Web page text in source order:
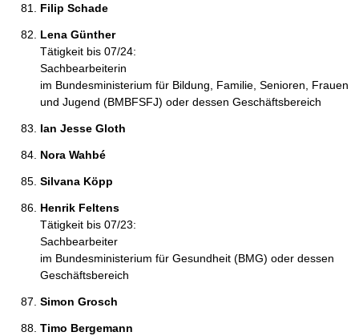
Filip Schade
Lena Günther
Tätigkeit bis 07/24:
Sachbearbeiterin
im Bundesministerium für Bildung, Familie, Senioren, Frauen
und Jugend (BMBFSFJ) oder dessen Geschäftsbereich
Ian Jesse Gloth
Nora Wahbé
Silvana Köpp
Henrik Feltens
Tätigkeit bis 07/23:
Sachbearbeiter
im Bundesministerium für Gesundheit (BMG) oder dessen
Geschäftsbereich
Simon Grosch
Timo Bergemann